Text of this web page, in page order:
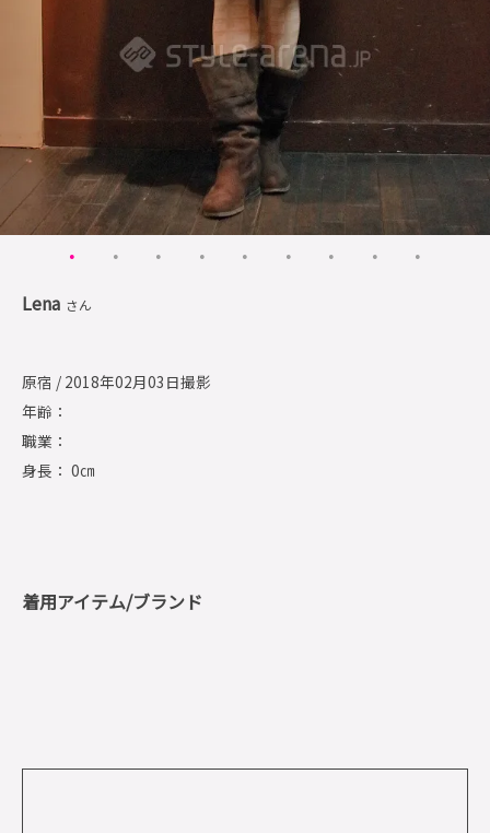
Lena さん
原宿 / 2018年02月03日撮影
年齢：
職業：
身長： 0㎝
着用アイテム/ブランド